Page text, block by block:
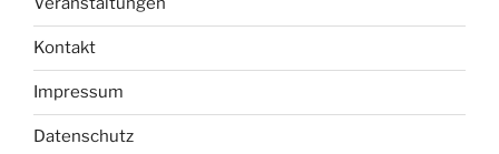
Kontakt
Impressum
Datenschutz